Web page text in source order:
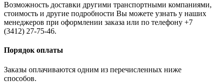
Возможность доставки другими транспортными компаниями,
стоимость и другие подробности Вы можете узнать у наших
менеджеров при оформлении заказа или по телефону +7
(3412) 27-75-46.
Порядок оплаты
Заказы оплачиваются одним из перечисленных ниже
способов.